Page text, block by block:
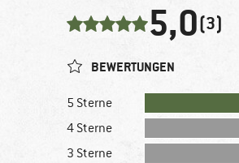
5,0(3)
BEWERTUNGEN
5 Sterne
4 Sterne
3 Sterne